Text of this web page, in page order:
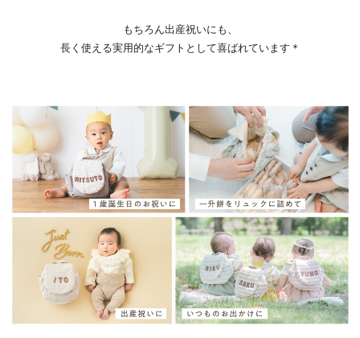
もちろん出産祝いにも、
長く使える実用的なギフトとして喜ばれています＊